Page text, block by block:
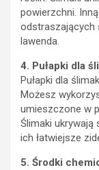
powierzchni.
odstraszających
lawenda.
4. Pułapki dla
Pułapki dla
Możesz
umieszczone w
Ślimaki ukrywają
ich łatwiejsze
5. Środki